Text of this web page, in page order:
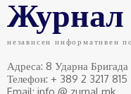
независен информативен
Адреса: 8 Ударна Бригада
Телефон: + 389 2 3217 815